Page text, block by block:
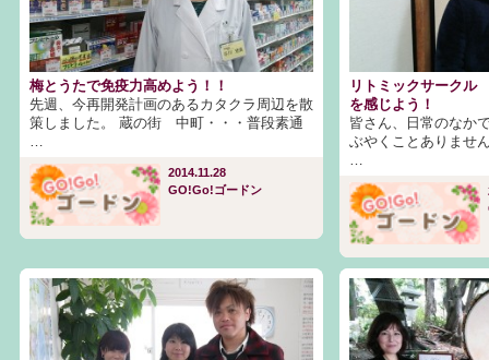
梅とうたで免疫力高めよう！！
先週、今再開発計画のあるカタクラ周辺を散
策しました。 蔵の街 中町・・・普段素通
…
2014.11.28
GO!Go!ゴードン
リトミックサークル
を感じよう！
皆さん、日常のなか
ぶやくことありませ
…